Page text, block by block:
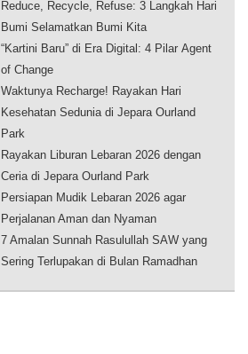
Reduce, Recycle, Refuse: 3 Langkah Hari
Bumi Selamatkan Bumi Kita
“Kartini Baru” di Era Digital: 4 Pilar Agent
of Change
Waktunya Recharge! Rayakan Hari
Kesehatan Sedunia di Jepara Ourland
Park
Rayakan Liburan Lebaran 2026 dengan
Ceria di Jepara Ourland Park
Persiapan Mudik Lebaran 2026 agar
Perjalanan Aman dan Nyaman
7 Amalan Sunnah Rasulullah SAW yang
Sering Terlupakan di Bulan Ramadhan